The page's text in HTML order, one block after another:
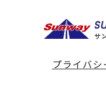
プライバ